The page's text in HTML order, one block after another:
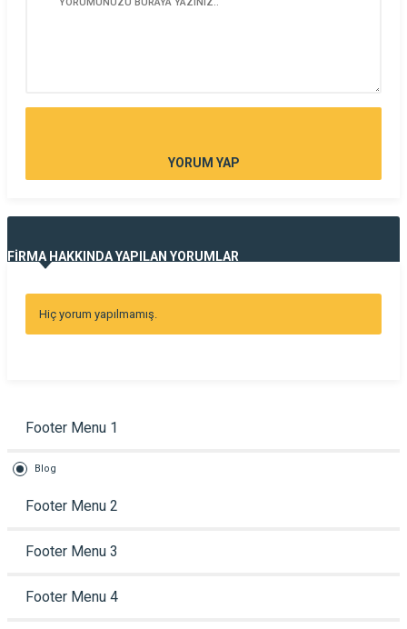
YORUM YAP
FİRMA HAKKINDA YAPILAN YORUMLAR
Hiç yorum yapılmamış.
Footer Menu 1
Blog
Footer Menu 2
Footer Menu 3
Footer Menu 4